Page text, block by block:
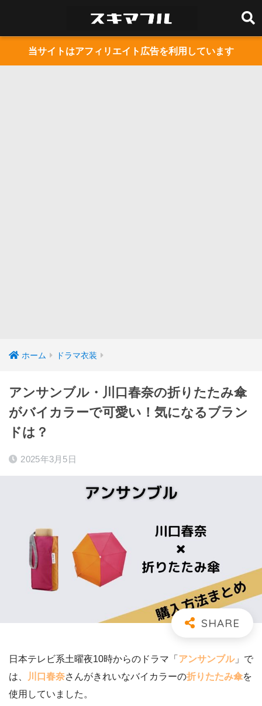
当サイトはアフィリエイト広告を利用しています
ホーム ドラマ衣装
アンサンブル・川口春奈の折りたたみ傘
がバイカラーで可愛い！気になるブラン
ドは？
2025年3月5日
日本テレビ系土曜夜10時からのドラマ「 アンサンブル」で
は、
川口春奈さんがきれいなバイカラーの折りたたみ傘を
使用していました。